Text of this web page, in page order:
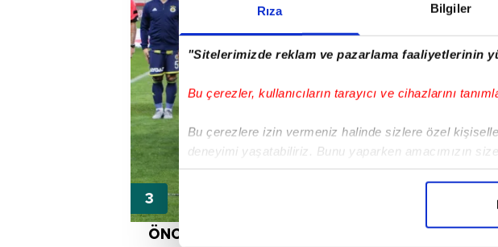
Rıza Bilgiler
"Sitelerimizde reklam ve pazarlama faaliyetlerinin
Bu çerezler, kullanıcıların tarayıcı ve cihazlarını
Bu çerezlere izin vermeniz halinde sizlere özel
deneyimi yaşatabiliriz. Bunu yaparken amacımızın
içerikleri sunabilmek adına elimizden gelen çabayı
Her halükârda, kullanıcılar, bu çerezlere izin
ÖNCELİK SÖZLEŞMESİ BİTEN OYUNCULARDA